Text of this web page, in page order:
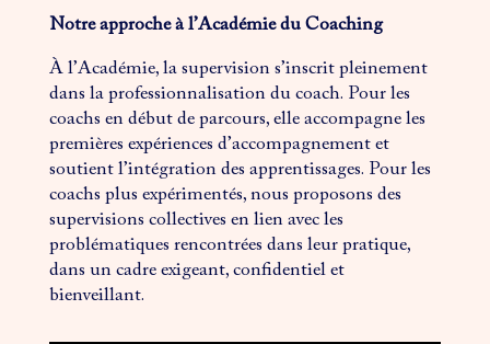
Notre approche à l’Académie du Coaching
À l’Académie, la supervision s’inscrit pleinement
dans la professionnalisation du coach. Pour les
coachs en début de parcours, elle accompagne les
premières expériences d’accompagnement et
soutient l’intégration des apprentissages. Pour les
coachs plus expérimentés, nous proposons des
supervisions collectives en lien avec les
problématiques rencontrées dans leur pratique,
dans un cadre exigeant, confidentiel et
bienveillant.